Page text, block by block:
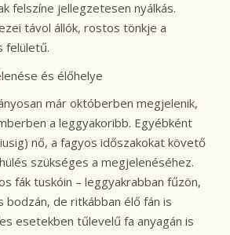
felszíne jellegzetesen nyálkás.
távol állók, rostos tönkje a
felületű.
és élőhelye
már októberben megjelenik,
a leggyakoribb. Egyébként
nő, a fagyos időszakokat követő
szükséges a megjelenéséhez.
fák tuskóin – leggyakrabban fűzön,
bodzán, de ritkábban élő fán is
esetekben tűlevelű fa anyagán is